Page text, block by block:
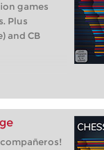
games
Plus
and CB